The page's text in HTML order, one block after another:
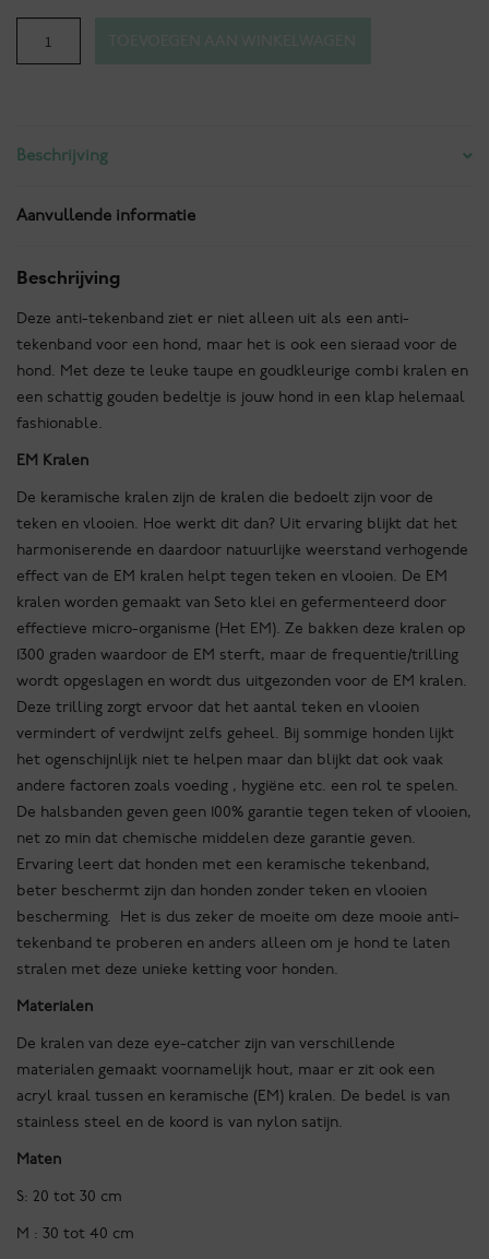
Beschrijving
Aanvullende informatie
Beschrijving
Deze anti-tekenband ziet er niet alleen uit als een anti-
tekenband voor een hond, maar het is ook een sieraad voor de
hond. Met deze te leuke taupe en goudkleurige combi kralen en
een schattig gouden bedeltje is jouw hond in een klap helemaal
fashionable.
EM Kralen
De keramische kralen zijn de kralen die bedoelt zijn voor de
teken en vlooien. Hoe werkt dit dan? Uit ervaring blijkt dat het
harmoniserende en daardoor natuurlijke weerstand verhogende
effect van de EM kralen helpt tegen teken en vlooien. De EM
kralen worden gemaakt van Seto klei en gefermenteerd door
effectieve micro-organisme (Het EM). Ze bakken deze kralen op
1300 graden waardoor de EM sterft, maar de frequentie/trilling
wordt opgeslagen en wordt dus uitgezonden voor de EM kralen.
Deze trilling zorgt ervoor dat het aantal teken en vlooien
vermindert of verdwijnt zelfs geheel. Bij sommige honden lijkt
het ogenschijnlijk niet te helpen maar dan blijkt dat ook vaak
andere factoren zoals voeding , hygiëne etc. een rol te spelen.
De halsbanden geven geen 100% garantie tegen teken of vlooien,
net zo min dat chemische middelen deze garantie geven.
Ervaring leert dat honden met een keramische tekenband,
beter beschermt zijn dan honden zonder teken en vlooien
bescherming. Het is dus zeker de moeite om deze mooie anti-
tekenband te proberen en anders alleen om je hond te laten
stralen met deze unieke ketting voor honden.
Materialen
De kralen van deze eye-catcher zijn van verschillende
materialen gemaakt voornamelijk hout, maar er zit ook een
acryl kraal tussen en keramische (EM) kralen. De bedel is van
stainless steel en de koord is van nylon satijn.
Maten
S: 20 tot 30 cm
M : 30 tot 40 cm